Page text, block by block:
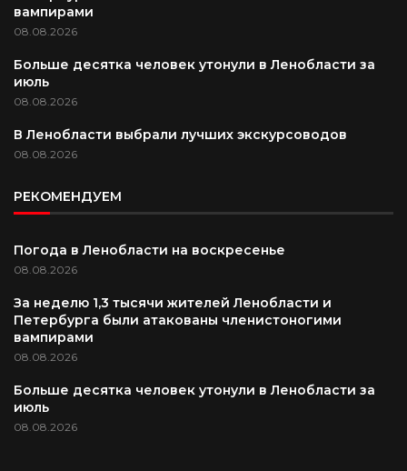
вампирами
08.08.2026
Больше десятка человек утонули в Ленобласти за
июль
08.08.2026
В Ленобласти выбрали лучших экскурсоводов
08.08.2026
РЕКОМЕНДУЕМ
Погода в Ленобласти на воскресенье
08.08.2026
За неделю 1,3 тысячи жителей Ленобласти и
Петербурга были атакованы членистоногими
вампирами
08.08.2026
Больше десятка человек утонули в Ленобласти за
июль
08.08.2026